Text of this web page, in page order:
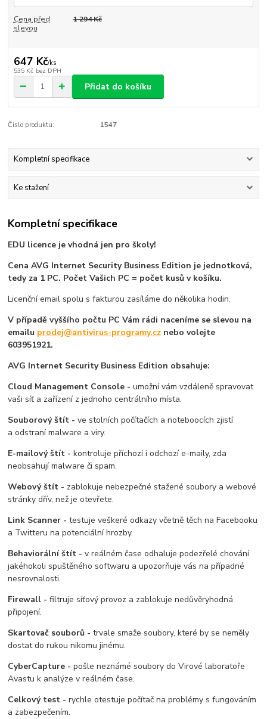
Cena před
slevou
1 294 Kč
647 Kč/ks
535 Kč bez DPH
Přidat do košíku
Číslo produktu: 1547
Kompletní specifikace
Ke stažení
Kompletní specifikace
EDU licence je vhodná jen pro školy!
Cena AVG Internet Security Business Edition je jednotková,
tedy za 1 PC. Počet Vašich PC = počet kusů v košíku.
Licenční email spolu s fakturou zasíláme do několika hodin.
V případě vyššího počtu PC Vám rádi naceníme se slevou na
emailu prodej@antivirus-programy.cz nebo volejte
603951921.
AVG Internet Security Business Edition obsahuje:
Cloud Management Console -umožní vám vzdáleně spravovat
vaši síť a zařízení z jednoho centrálního místa.
Souborový štít -ve stolních počítačích a noteboocích zjistí
a odstraní malware a viry.
E-mailový štít -kontroluje příchozí i odchozí e-maily, zda
neobsahují malware či spam.
Webový štít - zablokuje nebezpečné stažené soubory a webové
stránky dřív, než je otevřete.
Link Scanner -testuje veškeré odkazy včetně těch na Facebooku
a Twitteru na potenciální hrozby.
Behaviorální štít -v reálném čase odhaluje podezřelé chování
jakéhokoli spuštěného softwaru a upozorňuje vás na případné
nesrovnalosti.
Firewall -filtruje síťový provoz a zablokuje nedůvěryhodná
připojení.
Skartovač souborů -trvale smaže soubory, které by se neměly
dostat do rukou nikomu jinému.
CyberCapture -pošle neznámé soubory do Virové laboratoře
Avastu k analýze v reálném čase.
Celkový test -rychle otestuje počítač na problémy s fungováním
a zabezpečením.